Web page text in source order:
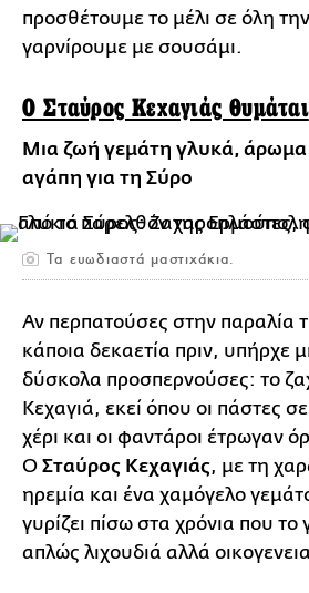
προσθέτουμε το μέλι σε όλη
γαρνίρουμε με σουσάμι.
Ο Σταύρος Κεχαγιάς θυμάται
Μια ζωή γεμάτη γλυκά, άρωμα
αγάπη για τη Σύρο
Τα ευωδιαστά μαστιχάκια.
Αν περπατούσες στην παραλία
κάποια δεκαετία πριν, υπήρχε
δύσκολα προσπερνούσες: το
Κεχαγιά, εκεί όπου οι πάστες
χέρι και οι φαντάροι έτρωγαν
Ο Σταύρος Κεχαγιάς, με τη
ηρεμία και ένα χαμόγελο
γυρίζει πίσω στα χρόνια που το
απλώς λιχουδιά αλλά